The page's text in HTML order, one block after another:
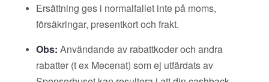
Ersättning ges i normalfallet inte på moms,
försäkringar, presentkort och frakt.
Obs: Användande av rabattkoder och andra
rabatter (t ex Mecenat) som ej utfärdats av